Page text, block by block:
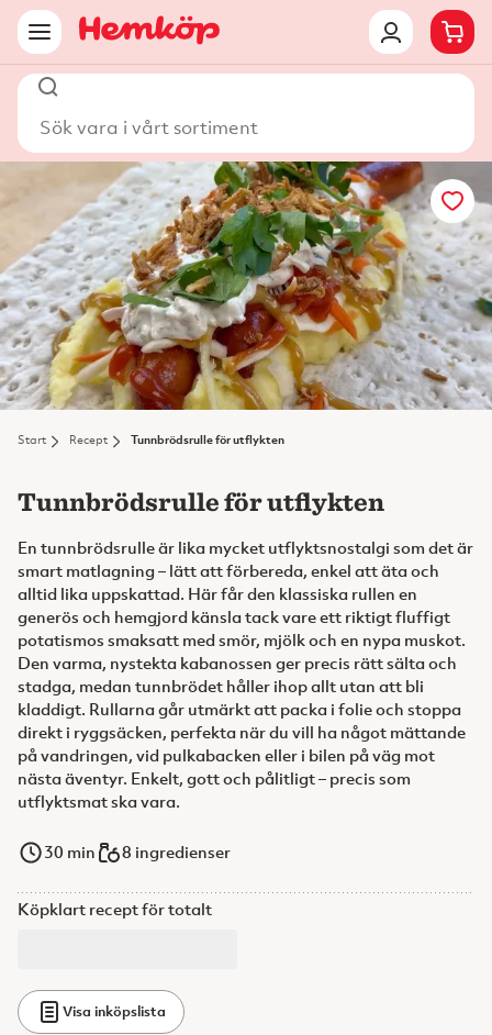
Start Recept Tunnbrödsrulle för utflykten
Tunnbrödsrulle för utflykten
En tunnbrödsrulle är lika mycket utflyktsnostalgi som det är
smart matlagning – lätt att förbereda, enkel att äta och
alltid lika uppskattad. Här får den klassiska rullen en
generös och hemgjord känsla tack vare ett riktigt fluffigt
potatismos smaksatt med smör, mjölk och en nypa muskot.
Den varma, nystekta kabanossen ger precis rätt sälta och
stadga, medan tunnbrödet håller ihop allt utan att bli
kladdigt. Rullarna går utmärkt att packa i folie och stoppa
direkt i ryggsäcken, perfekta när du vill ha något mättande
på vandringen, vid pulkabacken eller i bilen på väg mot
nästa äventyr. Enkelt, gott och pålitligt – precis som
utflyktsmat ska vara.
30 min 8 ingredienser
Köpklart recept för totalt
Visa inköpslista